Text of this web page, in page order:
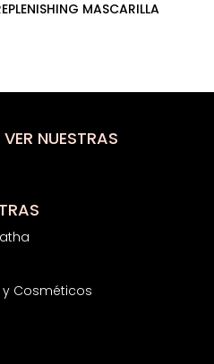
MASCARILLA
NUESTRAS
y Cosméticos